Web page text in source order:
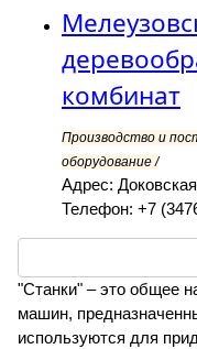
комбинат
Производство и
оборудование /
Адрес:
Телефон: +7
"Станки" – это общее
машин,
используются для